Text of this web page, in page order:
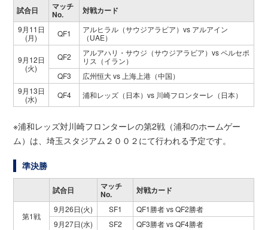
試合日 マッチ
No. 対戦カード
9月11日
(月)
QF1
アルヒラル（サウジアラビア）vs アルアイン
（UAE）
9月12日
(火)
QF2
アルアハリ・サウジ（サウジアラビア）vs ペルセポ
リス（イラン）
QF3
広州恒大 vs 上海上港（中国）
9月13日
(水)
QF4 浦和レッズ（日本）vs 川崎フロンターレ（日本）
※浦和レッズ対川崎フロンターレの第2戦（浦和のホームゲー
ム）は、埼玉スタジアム２００２にて行われる予定です。
準決勝
試合日 マッチ
No. 対戦カード
第1戦
9月26日(火) SF1
QF1勝者 vs QF2勝者
9月27日(水)
SF2 QF3勝者 vs QF4勝者